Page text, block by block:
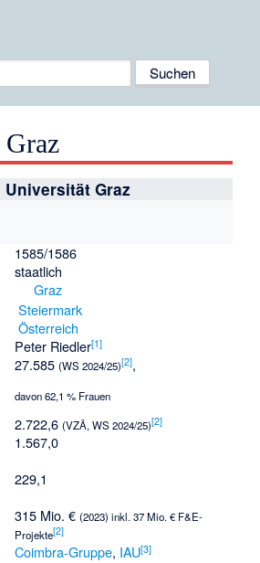
Universität Graz
1585/1586
staatlich
Graz
Steiermark
Österreich
Peter Riedler[1]
27.585 (WS 2024/25)[2],
davon 62,1 % Frauen
2.722,6 (VZÄ, WS 2024/25)[2]
1.567,0
229,1
315 Mio. € (2023) inkl. 37 Mio. € F&E-
Projekte[2]
Coimbra-Gruppe, IAU[3]